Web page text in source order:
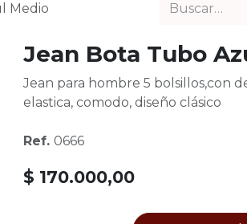
Medio
Jean Bota Tubo
Jean para hombre 5 bolsillos,con
elastica, comodo, diseño clásico
Ref. 0666
$ 170.000,00